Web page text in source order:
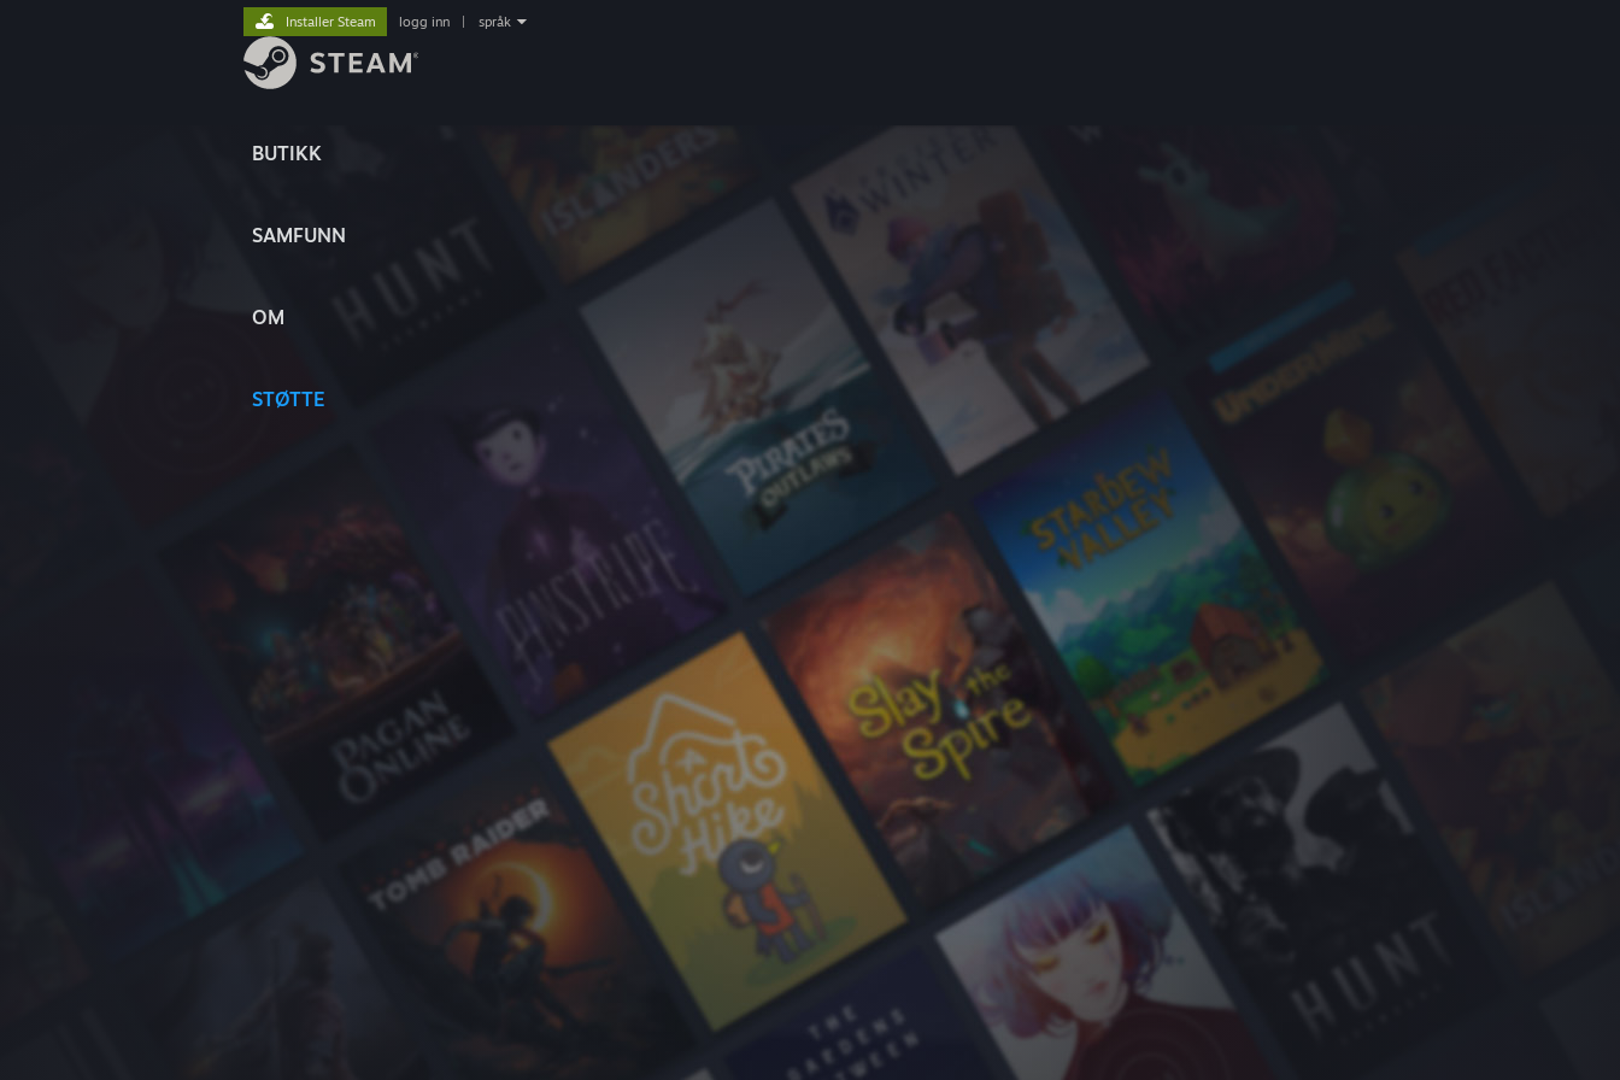
BUTIKK
SAMFUNN
OM
STØTTE
Installer Steam logg inn språk